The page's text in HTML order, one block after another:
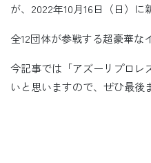
が、2022年10月16日（日）に
全12団体が参戦する超豪華な
今記事では「アズーリプロレ
いと思いますので、ぜひ最後